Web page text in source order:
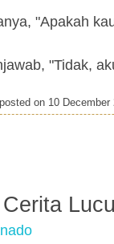
"Apakah
"Tidak,
on 10 December
Lucu